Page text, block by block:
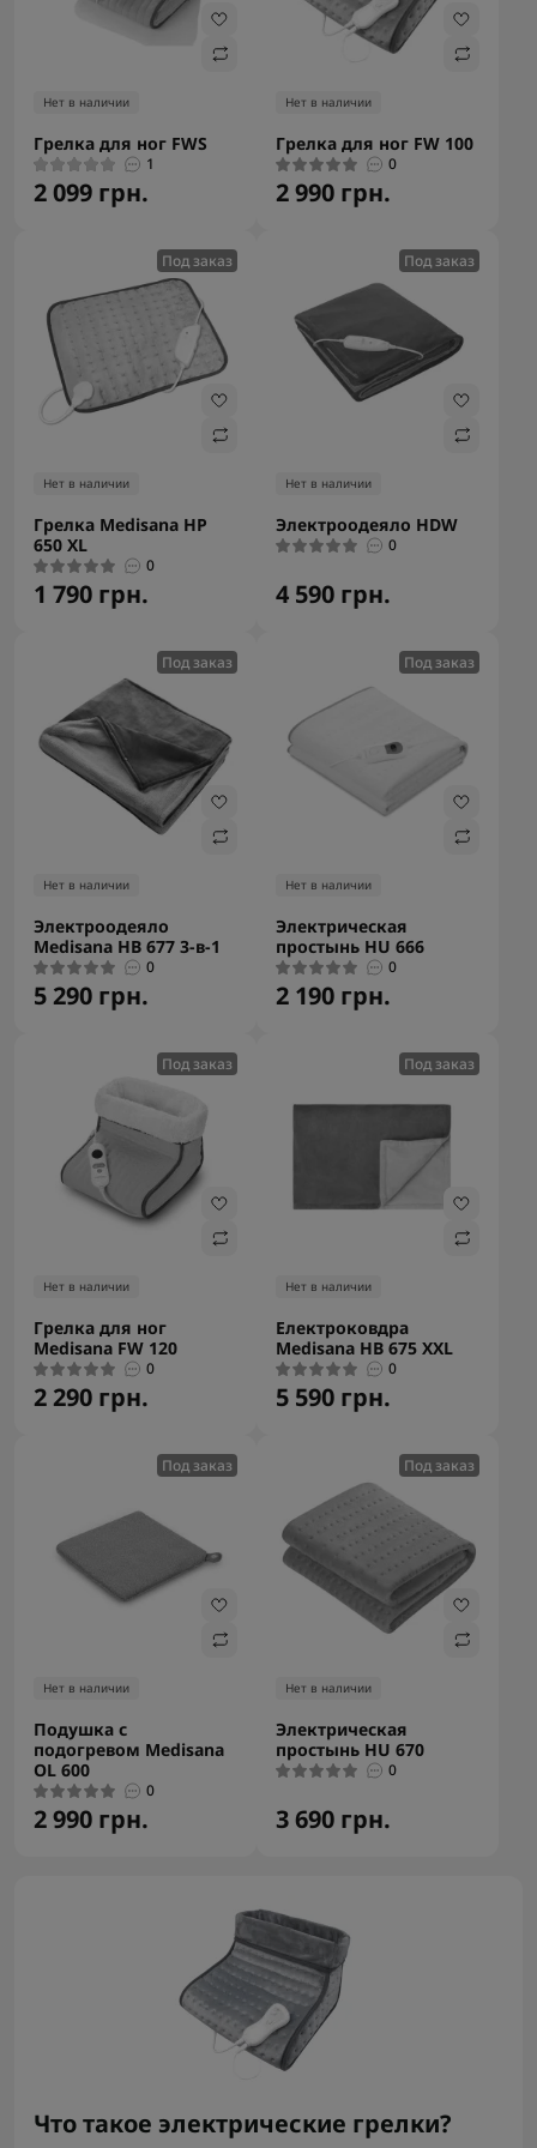
Нет в наличии
Грелка для ног FWS
1
2 099 грн.
Нет в наличии
Грелка для ног FW 100
0
2 990 грн.
Под заказ
Нет в наличии
Грелка Medisana HP
650 XL
0
1 790 грн.
Под заказ
Нет в наличии
Электроодеяло HDW
0
4 590 грн.
Под заказ
Нет в наличии
Электроодеяло
Medisana HB 677 3-в-1
0
5 290 грн.
Под заказ
Нет в наличии
Электрическая
простынь HU 666
0
2 190 грн.
Под заказ
Нет в наличии
Грелка для ног
Medisana FW 120
0
2 290 грн.
Под заказ
Нет в наличии
Електроковдра
Medisana HB 675 XXL
0
5 590 грн.
Под заказ
Нет в наличии
Подушка с
подогревом Medisana
OL 600
0
2 990 грн.
Под заказ
Нет в наличии
Электрическая
простынь HU 670
0
3 690 грн.
Что такое электрические грелки?